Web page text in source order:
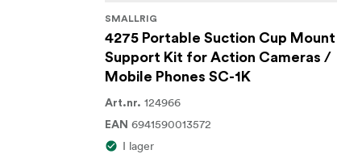
SMALLRIG
4275 Portable Suction Cup Mount
Support Kit for Action Cameras /
Mobile Phones SC-1K
Art.nr. 124966
EAN 6941590013572
I lager